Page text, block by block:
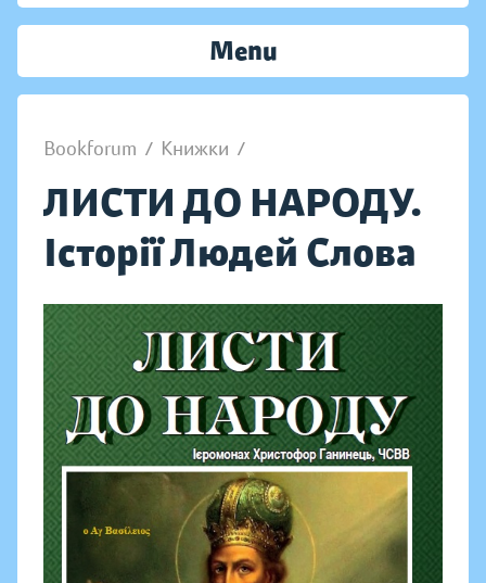
Menu
Bookforum / Книжки /
ЛИСТИ ДО НАРОДУ.
Історії Людей Слова